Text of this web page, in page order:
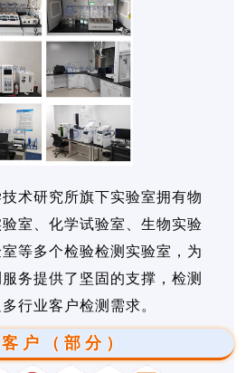
术研究所旗下实验室拥有物
室、化学试验室、生物实验
等多个检验检测实验室，为
务提供了坚固的支撑，检测
行业客户检测需求。
户（部分）